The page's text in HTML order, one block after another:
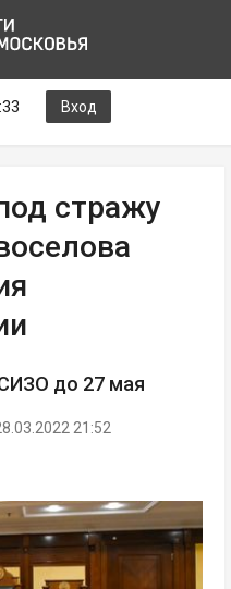
Вход
стражу
до 27 мая
21:52